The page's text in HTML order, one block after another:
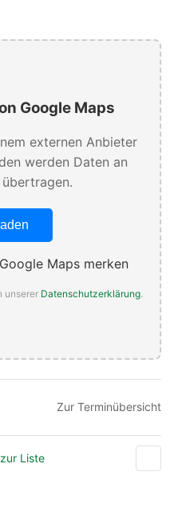
Google Maps
externen Anbieter
werden Daten an
Maps merken
unserer Datenschutzerklärung.
Zur Terminübersicht
Liste